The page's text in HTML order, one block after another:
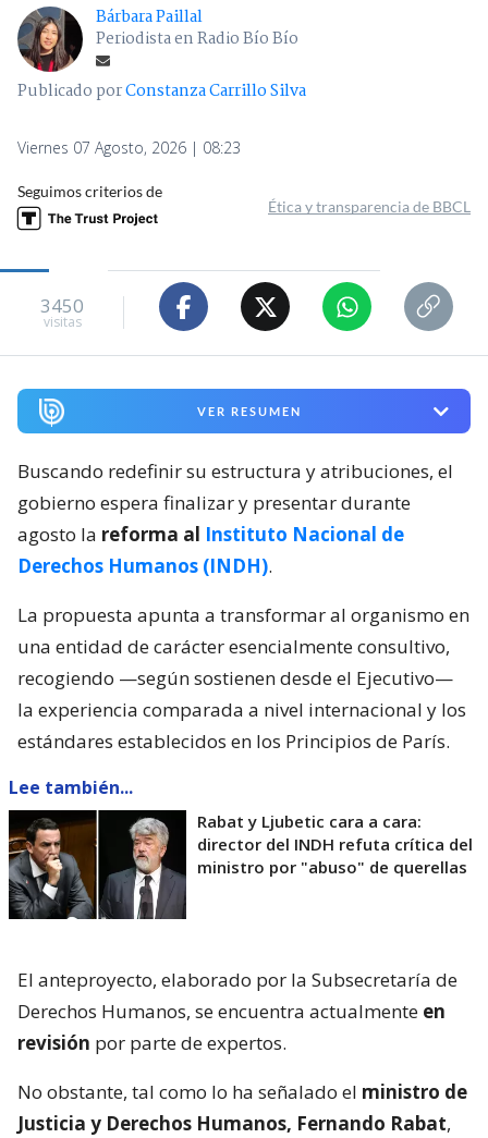
Bárbara Paillal
Periodista en Radio Bío Bío
Publicado porConstanza Carrillo Silva
Viernes 07 Agosto, 2026 | 08:23
Seguimos criterios de
Ética y transparencia de BBCL
3450
visitas
VER RESUMEN
Buscando redefinir su estructura y atribuciones, el
gobierno espera finalizar y presentar durante
agosto la reforma al Instituto Nacional de
Derechos Humanos (INDH).
La propuesta apunta a transformar al organismo en
una entidad de carácter esencialmente consultivo,
recogiendo —según sostienen desde el Ejecutivo—
la experiencia comparada a nivel internacional y los
estándares establecidos en los Principios de París.
Lee también...
Rabat y Ljubetic cara a cara:
director del INDH refuta crítica del
ministro por "abuso" de querellas
El anteproyecto, elaborado por la Subsecretaría de
Derechos Humanos, se encuentra actualmente en
revisión por parte de expertos.
No obstante, tal como lo ha señalado el ministro de
Justicia y Derechos Humanos, Fernando Rabat,